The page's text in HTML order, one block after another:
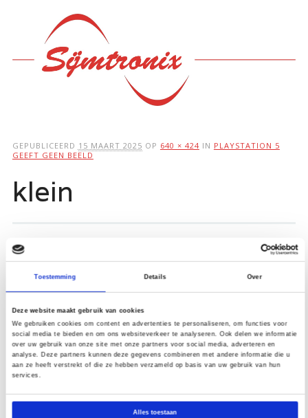
Toestemming Details Over
Deze website maakt gebruik van cookies
We gebruiken cookies om content en advertenties te personaliseren, om functies voor
social media te bieden en om ons websiteverkeer te analyseren. Ook delen we informatie
over uw gebruik van onze site met onze partners voor social media, adverteren en
analyse. Deze partners kunnen deze gegevens combineren met andere informatie die u
aan ze heeft verstrekt of die ze hebben verzameld op basis van uw gebruik van hun
services.
Alles toestaan
Hoofdmenu
GEPUBLICEERD 15 MAART 2025 OP 640 × 424 IN PLAYSTATION 5
GEEFT GEEN BEELD
klein